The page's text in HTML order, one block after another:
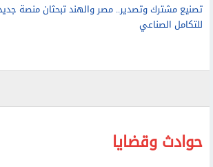
تصنيع مشترك وتصدير.. مصر والهند تبحثان منصة جديدة
للتكامل الصناعي
حوادث وقضايا